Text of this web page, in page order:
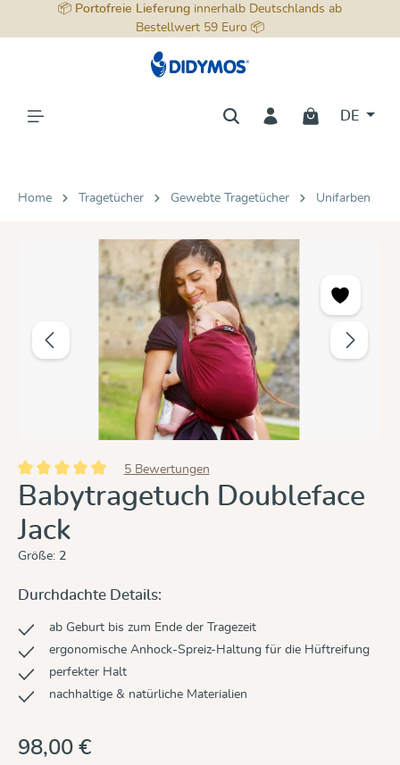
springen
📦 Portofreie Lieferung innerhalb Deutschlands ab
Bestellwert 59 Euro 📦
DE
Home Tragetücher Gewebte Tragetücher Unifarben
Bildergalerie überspringen
Durchschnittliche Bewertung von 5 von 5 Sternen
5 Bewertungen
Babytragetuch Doubleface
Jack
Größe: 2
Durchdachte Details:
ab Geburt bis zum Ende der Tragezeit
ergonomische Anhock-Spreiz-Haltung für die Hüftreifung
perfekter Halt
nachhaltige & natürliche Materialien
98,00 €